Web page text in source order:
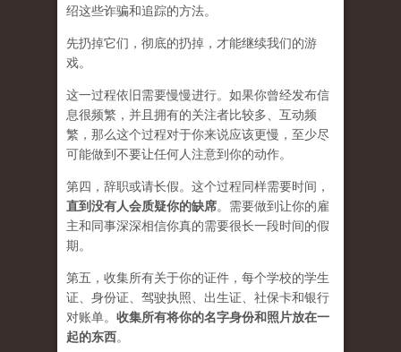
绍这些诈骗和追踪的方法。
先扔掉它们，彻底的扔掉，才能继续我们的游
戏。
这一过程依旧需要慢慢进行。如果你曾经发布信
息很频繁，并且拥有的关注者比较多、互动频
繁，那么这个过程对于你来说应该更慢，至少尽
可能做到不要让任何人注意到你的动作。
第四，辞职或请长假。这个过程同样需要时间，
直到没有人会质疑你的缺席。需要做到让你的雇
主和同事深深相信你真的需要很长一段时间的假
期。
第五，收集所有关于你的证件，每个学校的学生
证、身份证、驾驶执照、出生证、社保卡和银行
对账单。 收集所有将你的名字身份和照片放在一
起的东西。